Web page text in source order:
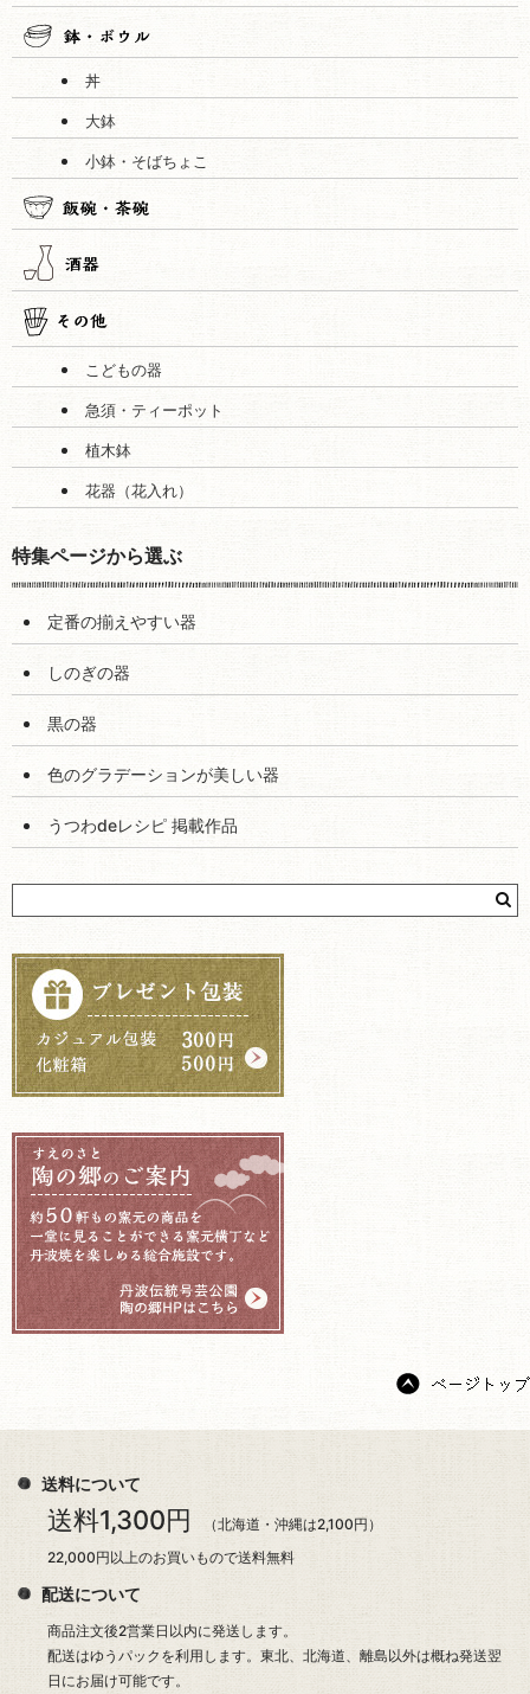
丼
大鉢
小鉢・そばちょこ
こどもの器
急須・ティーポット
植木鉢
花器（花入れ）
特集ページから選ぶ
定番の揃えやすい器
しのぎの器
黒の器
色のグラデーションが美しい器
うつわdeレシピ 掲載作品
送料について
送料1,300円
（北海道・沖縄は2,100円）
22,000円以上のお買いもので送料無料
配送について
商品注文後2営業日以内に発送します。
配送はゆうパックを利用します。東北、北海道、離島以外は概ね発送翌
日にお届け可能です。